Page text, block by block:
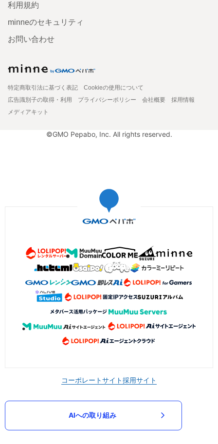
利用規約
minneのセキュリティ
お問い合わせ
特定商取引法に基づく表記
Cookieの使用について
広告識別子の取得・利用
プライバシーポリシー 会社概要
採用情報
メディアキット
©GMO Pepabo, Inc. All rights reserved.
コーポレートサイト採用サイト
AIへの取り組み